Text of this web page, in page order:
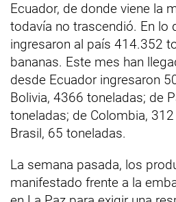
Ecuador, de donde viene la
todavía no trascendió. En lo
ingresaron al país 414.352
bananas. Este mes han
desde Ecuador ingresaron
Bolivia, 4366 toneladas; de
toneladas; de Colombia,
Brasil, 65 toneladas.
La semana pasada, los
manifestado frente a la